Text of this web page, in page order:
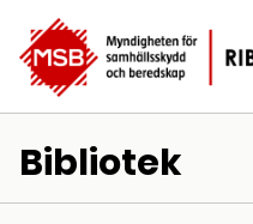
Bibliotek